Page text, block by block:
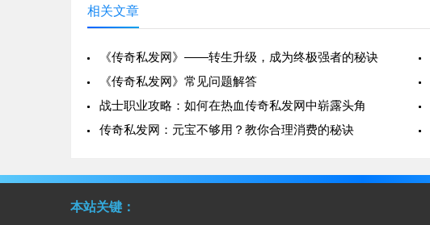
相关文章
《传奇私发网》——转生升级，成为终极强者的秘诀
《传奇私发网》常见问题解答
战士职业攻略：如何在热血传奇私发网中崭露头角
传奇私发网：元宝不够用？教你合理消费的秘诀
本站关键：